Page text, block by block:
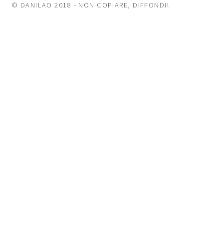
© DANILAO 2018 - NON COPIARE, DIFFONDI!